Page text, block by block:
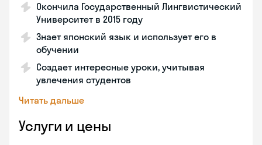
Окончила Государственный Лингвистический
Университет в 2015 году
Знает японский язык и использует его в
обучении
Создает интересные уроки, учитывая
увлечения студентов
Читать дальше
Услуги и цены